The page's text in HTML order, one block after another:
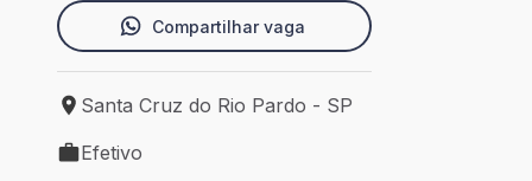
Compartilhar vaga
Local de trabalho: Santa Cruz do Rio Pardo - SP
Santa Cruz do Rio Pardo - SP
Tipo de vaga: Efetivo
Efetivo